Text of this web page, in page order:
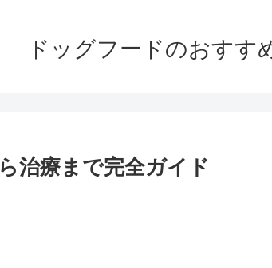
ドッグフードのおすす
治療まで完全ガイド